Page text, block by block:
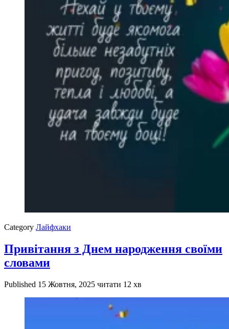
Category Лайфхаки
Привітання з Днем народження своїми
словами
Published 15 Жовтня, 2025 читати 12 хв